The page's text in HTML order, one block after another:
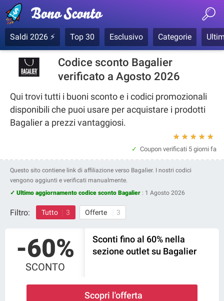
Saldi 2026 ⚡ Top 30 Esclusivo Categorie
Codice sconto Bagalier
verificato a Agosto 2026
Qui trovi tutti i buoni sconto e i codici promozionali
disponibili che puoi usare per acquistare i prodotti
Bagalier a prezzi vantaggiosi.
★
★
★
★
★
Coupon verificati 5 giorni fa
Questo sito contiene link di affiliazione verso Bagalier. I nostri codici
vengono aggiunti e verificati manualmente.
✓ Ultimo aggiornamento codice sconto Bagalier : 1 Agosto 2026
Filtro: Tutto 3 Offerte 3
-60%
SCONTO
Sconti fino al 60% nella
sezione outlet su Bagalier
Scopri l'offerta